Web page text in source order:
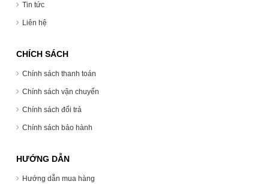
Tin tức
Liên hệ
CHÍCH SÁCH
Chính sách thanh toán
Chính sách vận chuyển
Chính sách đổi trả
Chính sách bảo hành
HƯỚNG DẪN
Hướng dẫn mua hàng